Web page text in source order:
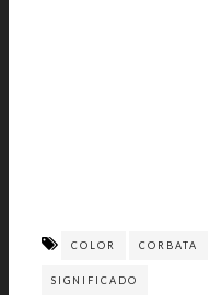
COLOR CORBATA
SIGNIFICADO